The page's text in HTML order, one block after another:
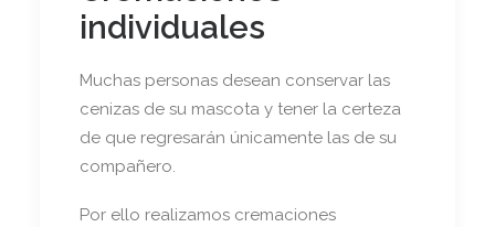
individuales
Muchas personas desean conservar las
cenizas de su mascota y tener la certeza
de que regresarán únicamente las de su
compañero.
Por ello realizamos cremaciones